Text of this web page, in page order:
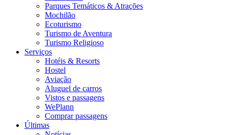
Parques Temáticos & Atrações
Mochilão
Ecoturismo
Turismo de Aventura
Turismo Religioso
Serviços
Hotéis & Resorts
Hostel
Aviação
Aluguel de carros
Vistos e passagens
WePlann
Comprar passagens
Últimas